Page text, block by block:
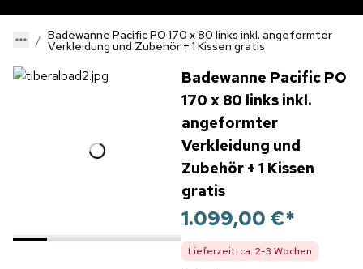
Badewanne Pacific PO 170 x 80 links inkl. angeformter
Verkleidung und Zubehör + 1 Kissen gratis
Badewanne Pacific PO
170 x 80 links inkl.
angeformter
Verkleidung und
Zubehör + 1 Kissen
gratis
1.099,00 €*
Lieferzeit: ca. 2-3 Wochen